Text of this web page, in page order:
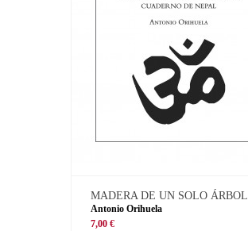
MADERA DE UN SOLO ÁRBOL
Antonio Orihuela
7,00 €